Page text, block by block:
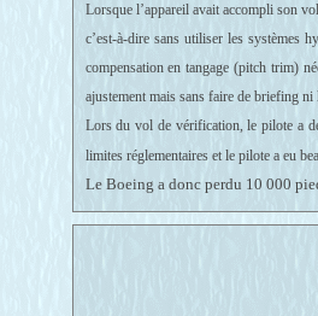
Lorsque l’appareil avait accompli son
c’est-à-dire sans utiliser les systèmes
compensation en tangage (pitch trim)
ajustement mais sans faire de briefing
Lors du vol de vérification, le pilote a
limites réglementaires et le pilote a eu
Le Boeing a donc perdu 10 000